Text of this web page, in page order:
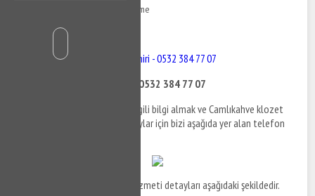
418 Görüntüleme
İçindekiler
Camlıkahve Klozet Tamiri - 0532 384 77 07
Camlıkahve Klozet Tamiri - 0532 384 77 07
Camlıkahve klozet tamiri ile ilgili bilgi almak ve Camlıkahve klozet
tamir hizmetlerine ilişkin detaylar için bizi aşağıda yer alan telefon
hizmeti detayları aşağıdaki şekildedir.